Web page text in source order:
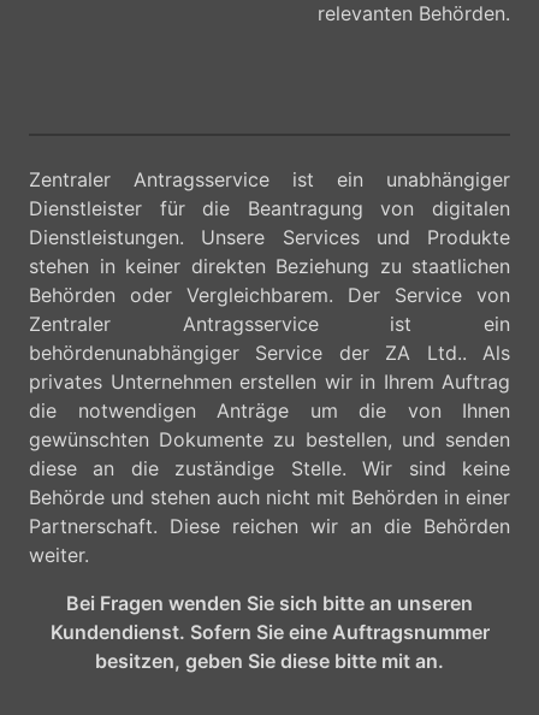
relevanten Behörden.
Zentraler Antragsservice ist ein unabhängiger
Dienstleister für die Beantragung von digitalen
Dienstleistungen. Unsere Services und Produkte
stehen in keiner direkten Beziehung zu staatlichen
Behörden oder Vergleichbarem. Der Service von
Zentraler Antragsservice ist ein
behördenunabhängiger Service der ZA Ltd.. Als
privates Unternehmen erstellen wir in Ihrem Auftrag
die notwendigen Anträge um die von Ihnen
gewünschten Dokumente zu bestellen, und senden
diese an die zuständige Stelle. Wir sind keine
Behörde und stehen auch nicht mit Behörden in einer
Partnerschaft. Diese reichen wir an die Behörden
weiter.
Bei Fragen wenden Sie sich bitte an unseren
Kundendienst. Sofern Sie eine Auftragsnummer
besitzen, geben Sie diese bitte mit an.